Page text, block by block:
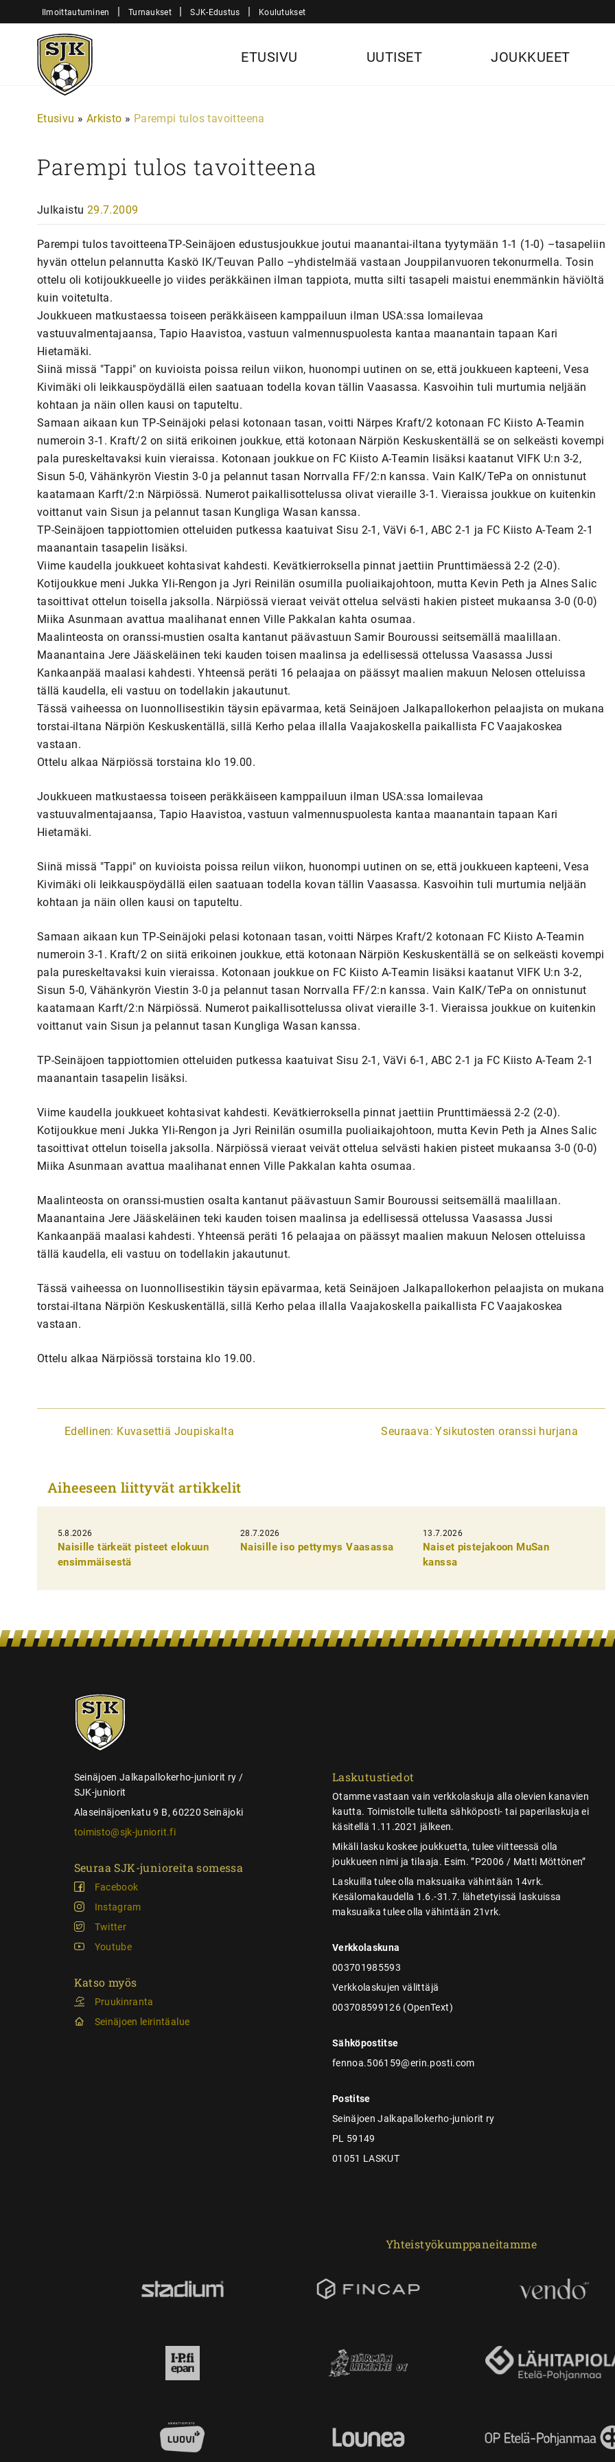
sisältöön
Ilmoittautuminen | Turnaukset | SJK-Edustus | Koulutukset
Sjk-
Juniorit
ETUSIVU UUTISET JOUKKUEET
Etusivu » Arkisto » Parempi tulos tavoitteena
Parempi tulos tavoitteena
Julkaistu 29.7.2009
Parempi tulos tavoitteenaTP-Seinäjoen edustusjoukkue joutui maanantai-iltana tyytymään 1-1 (1-0) –tasapeliin
hyvän ottelun pelannutta Kaskö IK/Teuvan Pallo –yhdistelmää vastaan Jouppilanvuoren tekonurmella. Tosin
ottelu oli kotijoukkueelle jo viides peräkkäinen ilman tappiota, mutta silti tasapeli maistui enemmänkin häviöltä
kuin voitetulta.
Joukkueen matkustaessa toiseen peräkkäiseen kamppailuun ilman USA:ssa lomailevaa
vastuuvalmentajaansa, Tapio Haavistoa, vastuun valmennuspuolesta kantaa maanantain tapaan Kari
Hietamäki.
Siinä missä "Tappi" on kuvioista poissa reilun viikon, huonompi uutinen on se, että joukkueen kapteeni, Vesa
Kivimäki oli leikkauspöydällä eilen saatuaan todella kovan tällin Vaasassa. Kasvoihin tuli murtumia neljään
kohtaan ja näin ollen kausi on taputeltu.
Samaan aikaan kun TP-Seinäjoki pelasi kotonaan tasan, voitti Närpes Kraft/2 kotonaan FC Kiisto A-Teamin
numeroin 3-1. Kraft/2 on siitä erikoinen joukkue, että kotonaan Närpiön Keskuskentällä se on selkeästi kovempi
pala pureskeltavaksi kuin vieraissa. Kotonaan joukkue on FC Kiisto A-Teamin lisäksi kaatanut VIFK U:n 3-2,
Sisun 5-0, Vähänkyrön Viestin 3-0 ja pelannut tasan Norrvalla FF/2:n kanssa. Vain KaIK/TePa on onnistunut
kaatamaan Karft/2:n Närpiössä. Numerot paikallisottelussa olivat vieraille 3-1. Vieraissa joukkue on kuitenkin
voittanut vain Sisun ja pelannut tasan Kungliga Wasan kanssa.
TP-Seinäjoen tappiottomien otteluiden putkessa kaatuivat Sisu 2-1, VäVi 6-1, ABC 2-1 ja FC Kiisto A-Team 2-1
maanantain tasapelin lisäksi.
Viime kaudella joukkueet kohtasivat kahdesti. Kevätkierroksella pinnat jaettiin Prunttimäessä 2-2 (2-0).
Kotijoukkue meni Jukka Yli-Rengon ja Jyri Reinilän osumilla puoliaikajohtoon, mutta Kevin Peth ja Alnes Salic
tasoittivat ottelun toisella jaksolla. Närpiössä vieraat veivät ottelua selvästi hakien pisteet mukaansa 3-0 (0-0)
Miika Asunmaan avattua maalihanat ennen Ville Pakkalan kahta osumaa.
Maalinteosta on oranssi-mustien osalta kantanut päävastuun Samir Bouroussi seitsemällä maalillaan.
Maanantaina Jere Jääskeläinen teki kauden toisen maalinsa ja edellisessä ottelussa Vaasassa Jussi
Kankaanpää maalasi kahdesti. Yhteensä peräti 16 pelaajaa on päässyt maalien makuun Nelosen otteluissa
tällä kaudella, eli vastuu on todellakin jakautunut.
Tässä vaiheessa on luonnollisestikin täysin epävarmaa, ketä Seinäjoen Jalkapallokerhon pelaajista on mukana
torstai-iltana Närpiön Keskuskentällä, sillä Kerho pelaa illalla Vaajakoskella paikallista FC Vaajakoskea
vastaan.
Ottelu alkaa Närpiössä torstaina klo 19.00.
Joukkueen matkustaessa toiseen peräkkäiseen kamppailuun ilman USA:ssa lomailevaa
vastuuvalmentajaansa, Tapio Haavistoa, vastuun valmennuspuolesta kantaa maanantain tapaan Kari
Hietamäki.
Siinä missä "Tappi" on kuvioista poissa reilun viikon, huonompi uutinen on se, että joukkueen kapteeni, Vesa
Kivimäki oli leikkauspöydällä eilen saatuaan todella kovan tällin Vaasassa. Kasvoihin tuli murtumia neljään
kohtaan ja näin ollen kausi on taputeltu.
Samaan aikaan kun TP-Seinäjoki pelasi kotonaan tasan, voitti Närpes Kraft/2 kotonaan FC Kiisto A-Teamin
numeroin 3-1. Kraft/2 on siitä erikoinen joukkue, että kotonaan Närpiön Keskuskentällä se on selkeästi kovempi
pala pureskeltavaksi kuin vieraissa. Kotonaan joukkue on FC Kiisto A-Teamin lisäksi kaatanut VIFK U:n 3-2,
Sisun 5-0, Vähänkyrön Viestin 3-0 ja pelannut tasan Norrvalla FF/2:n kanssa. Vain KaIK/TePa on onnistunut
kaatamaan Karft/2:n Närpiössä. Numerot paikallisottelussa olivat vieraille 3-1. Vieraissa joukkue on kuitenkin
voittanut vain Sisun ja pelannut tasan Kungliga Wasan kanssa.
TP-Seinäjoen tappiottomien otteluiden putkessa kaatuivat Sisu 2-1, VäVi 6-1, ABC 2-1 ja FC Kiisto A-Team 2-1
maanantain tasapelin lisäksi.
Viime kaudella joukkueet kohtasivat kahdesti. Kevätkierroksella pinnat jaettiin Prunttimäessä 2-2 (2-0).
Kotijoukkue meni Jukka Yli-Rengon ja Jyri Reinilän osumilla puoliaikajohtoon, mutta Kevin Peth ja Alnes Salic
tasoittivat ottelun toisella jaksolla. Närpiössä vieraat veivät ottelua selvästi hakien pisteet mukaansa 3-0 (0-0)
Miika Asunmaan avattua maalihanat ennen Ville Pakkalan kahta osumaa.
Maalinteosta on oranssi-mustien osalta kantanut päävastuun Samir Bouroussi seitsemällä maalillaan.
Maanantaina Jere Jääskeläinen teki kauden toisen maalinsa ja edellisessä ottelussa Vaasassa Jussi
Kankaanpää maalasi kahdesti. Yhteensä peräti 16 pelaajaa on päässyt maalien makuun Nelosen otteluissa
tällä kaudella, eli vastuu on todellakin jakautunut.
Tässä vaiheessa on luonnollisestikin täysin epävarmaa, ketä Seinäjoen Jalkapallokerhon pelaajista on mukana
torstai-iltana Närpiön Keskuskentällä, sillä Kerho pelaa illalla Vaajakoskella paikallista FC Vaajakoskea
vastaan.
Ottelu alkaa Närpiössä torstaina klo 19.00.
A
i
k
e
n
Edellinen: Kuvasettiä Joupiskalta Seuraava: Ysikutosten oranssi hurjana
Aiheeseen liittyvät artikkelit
5.8.2026
Naisille tärkeät pisteet elokuun
ensimmäisestä
28.7.2026
Naisille iso pettymys Vaasassa
13.7.2026
Naiset pistejakoon MuSan
kanssa
SJK-
juniorit
Seinäjoen Jalkapallokerho-juniorit ry /
SJK-juniorit
Alaseinäjoenkatu 9 B, 60220 Seinäjoki
toimisto@sjk-juniorit.fi
Seuraa SJK-junioreita somessa
Facebook
Instagram
Twitter
Youtube
Katso myös
Pruukinranta
Seinäjoen leirintäalue
Laskutustiedot
Otamme vastaan vain verkkolaskuja alla olevien kanavien
kautta. Toimistolle tulleita sähköposti- tai paperilaskuja ei
käsitellä 1.11.2021 jälkeen.
Mikäli lasku koskee joukkuetta, tulee viitteessä olla
joukkueen nimi ja tilaaja. Esim. ”P2006 / Matti Möttönen”
Laskuilla tulee olla maksuaika vähintään 14vrk.
Kesälomakaudella 1.6.-31.7. lähetetyissä laskuissa
maksuaika tulee olla vähintään 21vrk.
Verkkolaskuna
003701985593
Verkkolaskujen välittäjä
003708599126 (OpenText)
Sähköpostitse
fennoa.506159@erin.posti.com
Postitse
Seinäjoen Jalkapallokerho-juniorit ry
PL 59149
01051 LASKUT
Yhteistyökumppaneitamme